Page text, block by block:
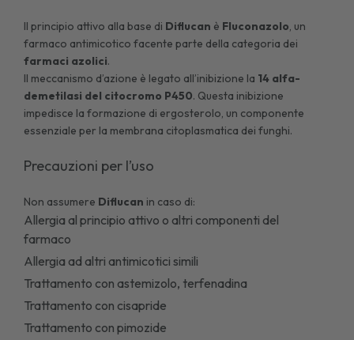
Il principio attivo alla base di Diflucan è Fluconazolo, un
farmaco antimicotico facente parte della categoria dei
farmaci azolici.
Il meccanismo d’azione è legato all’inibizione la 14 alfa-
demetilasi del citocromo P450. Questa inibizione
impedisce la formazione di ergosterolo, un componente
essenziale per la membrana citoplasmatica dei funghi.
Precauzioni per l’uso
Non assumere Diflucan in caso di:
Allergia al principio attivo o altri componenti del
farmaco
Allergia ad altri antimicotici simili
Trattamento con astemizolo, terfenadina
Trattamento con cisapride
Trattamento con pimozide